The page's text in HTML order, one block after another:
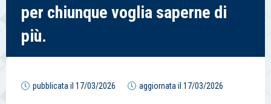
per chiunque voglia saperne di
più.
pubblicata il 17/03/2026 aggiornata il 17/03/2026